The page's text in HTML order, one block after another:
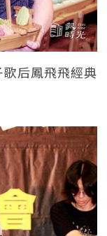
后鳳飛飛經典